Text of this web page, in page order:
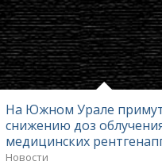
На Южном Урале
снижению доз
медицинских
Новости